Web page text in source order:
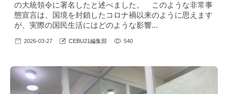
の大統領令に署名したと述べました。 このような非常事
態宣言は、国境を封鎖したコロナ禍以来のように思えます
が、実際の国民生活にはどのような影響...
2026-03-27 CEBU21編集部 540